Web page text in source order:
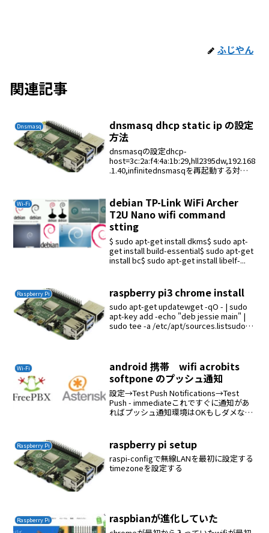
ふじやん
関連記事
Dnsmasq
dnsmasq dhcp static ip の設定
方法
dnsmasqの設定dhcp-
host=3c:2a:f4:4a:1b:29,hll2395dw,192.168
.1.40,infinitednsmasqを再起動する対象
Wi-Fi
debian TP-Link WiFi Archer
T2U Nano wifi command
stting
$ sudo apt-get install dkms$ sudo apt-
get install build-essential$ sudo apt-get
install bc$ sudo apt-get install libelf-...
Raspberry Pi raspberry pi3 chrome install
sudo apt-get updatewget -qO - | sudo
apt-key add -echo "deb jessie main" |
sudo tee -a /etc/apt/sources.listsudo
Wi-Fi
android 携帯 wifi acrobits
softpone のプッシュ通知
設定→Test Push Notifications→Test
Push - immediateこれですぐに通知があ
ればプッシュ通知環境はOKもしダメな場
Raspberry Pi raspberry pi setup
raspi-configで無線LANを最初に設定する
timezoneを設定する
Raspberry Pi raspbianが進化していた